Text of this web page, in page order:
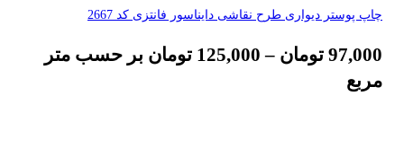
چاپ پوستر دیواری طرح نقاشی دایناسور فانتزی کد 2667
97,000 تومان –
125,000 تومان بر حسب متر
مربع